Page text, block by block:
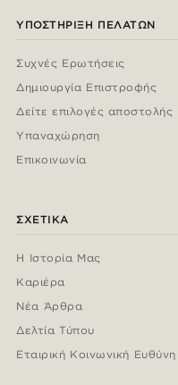
ΥΠΟΣΤΉΡΙΞΗ ΠΕΛΑΤΏΝ
Συχνές Ερωτήσεις
Δημιουργία Επιστροφής
Δείτε επιλογές αποστολής
Υπαναχώρηση
Επικοινωνία
ΣΧΕΤΙΚΆ
Η Ιστορία Μας
Καριέρα
Νέα Άρθρα
Δελτία Τύπου
Εταιρική Κοινωνική Ευθύνη